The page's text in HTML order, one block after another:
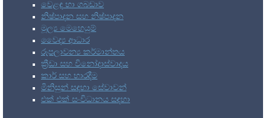
වෙළඳ හා ගබඩාව
නිෂ්පාදන සහ නිෂ්පාදන
මූල්‍ය මෙහෙයුම්
වෛද්‍ය ආධාර
රූපලාවන්‍ය කර්මාන්තය
ක්‍රීඩා සහ විනෝදාස්වාදය
කාර් සහ භාරදීම
මිනිසුන් සඳහා සේවාවන්
එක් එක් සංවිධානය සඳහා